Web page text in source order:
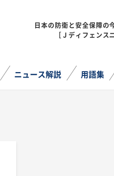
日本の防衛と安全保障の
［Ｊディフェンス
ニュース解説 用語集